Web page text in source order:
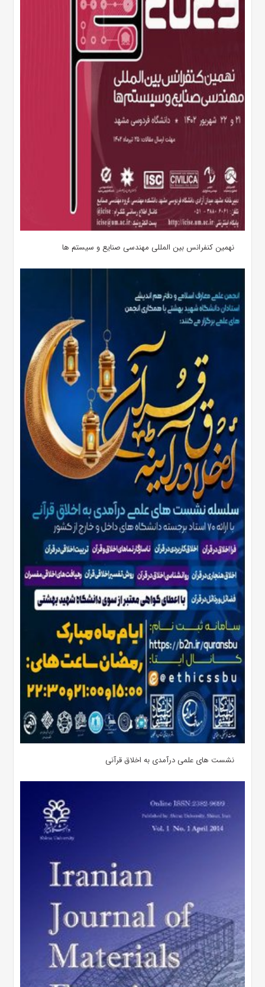
نهمین کنفرانس بین المللی مهندسی صنایع و سیستم­ ها
نشست های علمی درآمدی به اخلاق قرآنی